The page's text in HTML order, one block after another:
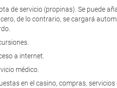
de servicio (propinas). Se puede
de lo contrario, se cargará
a internet.
médico.
en el casino, compras, servicios